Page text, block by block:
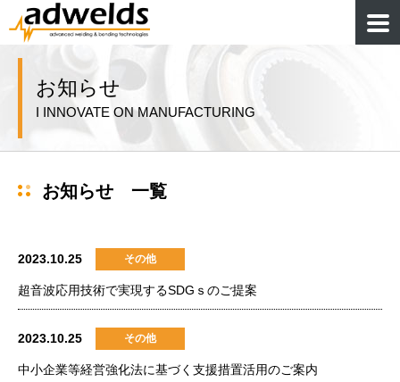
お知らせ
I INNOVATE ON MANUFACTURING
お知らせ 一覧
2023.10.25 その他
超音波応用技術で実現するSDGｓのご提案
2023.10.25 その他
中小企業等経営強化法に基づく支援措置活用のご案内